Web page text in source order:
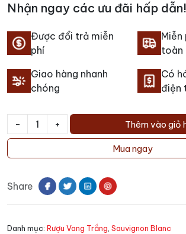
Nhận ngay các ưu đãi hấp dẫn!
Được đổi trả miễn
phí
Miễn
toàn
Giao hàng nhanh
chóng
Có
điện
-
Rượu
CORNELLANA
Blanc
+ Thêm vào giỏ
Mua ngay
Share
Danh mục: Rượu Vang Trắng, Sauvignon Blanc